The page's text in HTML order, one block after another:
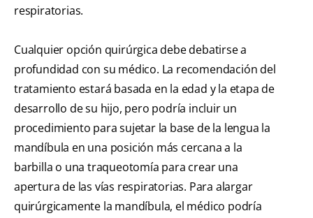
respiratorias.
Cualquier opción quirúrgica debe debatirse a
profundidad con su médico. La recomendación del
tratamiento estará basada en la edad y la etapa de
desarrollo de su hijo, pero podría incluir un
procedimiento para sujetar la base de la lengua la
mandíbula en una posición más cercana a la
barbilla o una traqueotomía para crear una
apertura de las vías respiratorias. Para alargar
quirúrgicamente la mandíbula, el médico podría